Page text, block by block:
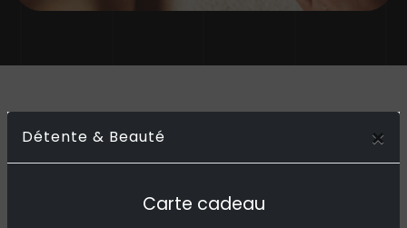
Détente & Beauté ×
Carte cadeau
Articles similaires